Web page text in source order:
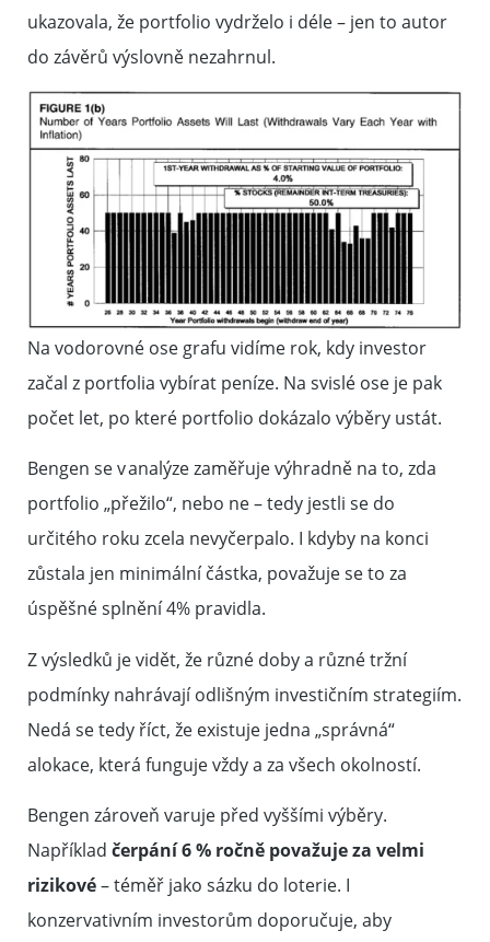
ukazovala, že portfolio vydrželo i déle – jen to autor
do závěrů výslovně nezahrnul.
Na vodorovné ose grafu vidíme rok, kdy investor
začal z portfolia vybírat peníze. Na svislé ose je pak
počet let, po které portfolio dokázalo výběry ustát.
Bengen se v analýze zaměřuje výhradně na to, zda
portfolio „přežilo“, nebo ne – tedy jestli se do
určitého roku zcela nevyčerpalo. I kdyby na konci
zůstala jen minimální částka, považuje se to za
úspěšné splnění 4% pravidla.
Z výsledků je vidět, že různé doby a různé tržní
podmínky nahrávají odlišným investičním strategiím.
Nedá se tedy říct, že existuje jedna „správná“
alokace, která funguje vždy a za všech okolností.
Bengen zároveň varuje před vyššími výběry.
Například čerpání 6 % ročně považuje za velmi
rizikové– téměř jako sázku do loterie. I
konzervativním investorům doporučuje, aby